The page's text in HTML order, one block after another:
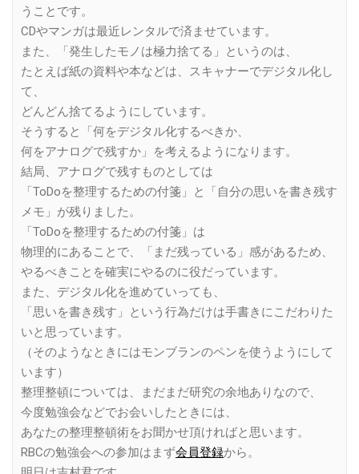
うことです。
CDやマンガは最近レンタルで済ませています。
また、「発生したモノは極力捨てる」というのは、
たとえば紙の資料や本などは、スキャナーでデジタル化し
て、
どんどん捨てるようにしています。
そうすると「何をデジタル化するべきか、
何をアナログで残すか」を考えるようになります。
結局、アナログで残すものとしては
「ToDoを整理するための付箋」と「自分の思いを書き残す
メモ」が残りました。
「ToDoを整理するための付箋」は
物理的にあることで、「まだ残っている」感があるため、
やるべきことを確実にやるのに役だっています。
また、デジタル化を進めていっても、
「思いを書き残す」という行為だけは手書きにこだわりた
いと思っています。
（そのようなときにはモンブランのペンを使うようにして
います）
整理整頓については、まだまだ研究の余地ありなので、
今度勉強会などでお会いしたときには、
あなたの整理整頓術をお聞かせ頂ければと思います。
RBCの勉強会への参加はまず会員登録から。